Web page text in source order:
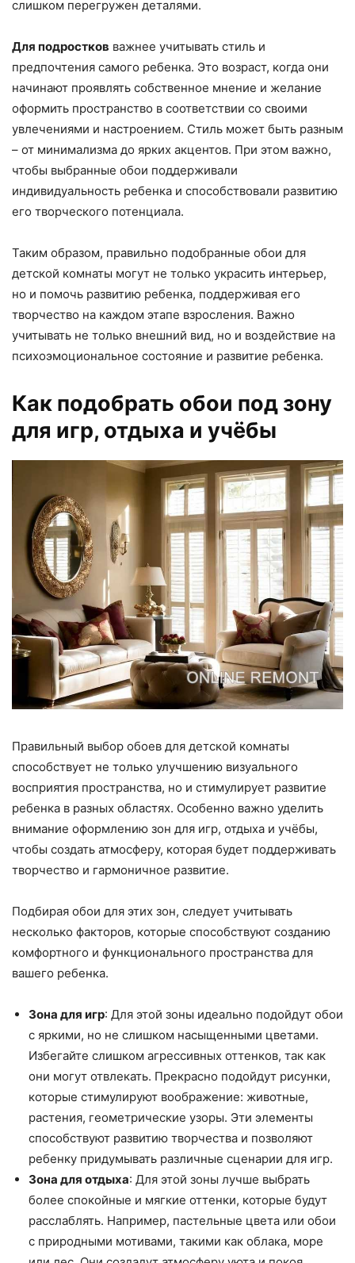
слишком перегружен деталями.
Для подростков важнее учитывать стиль и
предпочтения самого ребенка. Это возраст, когда они
начинают проявлять собственное мнение и желание
оформить пространство в соответствии со своими
увлечениями и настроением. Стиль может быть разным
– от минимализма до ярких акцентов. При этом важно,
чтобы выбранные обои поддерживали
индивидуальность ребенка и способствовали развитию
его творческого потенциала.
Таким образом, правильно подобранные обои для
детской комнаты могут не только украсить интерьер,
но и помочь развитию ребенка, поддерживая его
творчество на каждом этапе взросления. Важно
учитывать не только внешний вид, но и воздействие на
психоэмоциональное состояние и развитие ребенка.
Как подобрать обои под зону
для игр, отдыха и учёбы
Правильный выбор обоев для детской комнаты
способствует не только улучшению визуального
восприятия пространства, но и стимулирует развитие
ребенка в разных областях. Особенно важно уделить
внимание оформлению зон для игр, отдыха и учёбы,
чтобы создать атмосферу, которая будет поддерживать
творчество и гармоничное развитие.
Подбирая обои для этих зон, следует учитывать
несколько факторов, которые способствуют созданию
комфортного и функционального пространства для
вашего ребенка.
Зона для игр: Для этой зоны идеально подойдут обои
с яркими, но не слишком насыщенными цветами.
Избегайте слишком агрессивных оттенков, так как
они могут отвлекать. Прекрасно подойдут рисунки,
которые стимулируют воображение: животные,
растения, геометрические узоры. Эти элементы
способствуют развитию творчества и позволяют
ребенку придумывать различные сценарии для игр.
Зона для отдыха: Для этой зоны лучше выбрать
более спокойные и мягкие оттенки, которые будут
расслаблять. Например, пастельные цвета или обои
с природными мотивами, такими как облака, море